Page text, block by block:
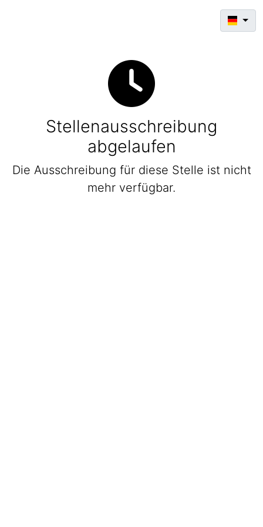
Stellenausschreibung
abgelaufen
Die Ausschreibung für diese Stelle ist nicht
mehr verfügbar.